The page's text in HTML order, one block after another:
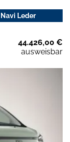
Leder
44.426,00 €
ausweisbar